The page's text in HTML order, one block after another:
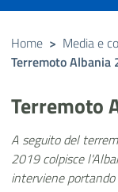
Condividi sui
Home > Media e
Terremoto Albania
Terremoto
A seguito del
2019 colpisce
interviene portando